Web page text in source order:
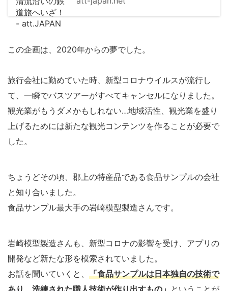
この企画は、2020年からの夢でした。
旅行会社に勤めていた時、新型コロナウイルスが流行し
て、一瞬でバスツアーがすべてキャンセルになりました。
観光業がもうダメかもしれない…地域活性、観光業を盛り
上げるためには新たな観光コンテンツを作ることが必要で
した。
ちょうどその頃、郡上の特産品である食品サンプルの会社
と知り合いました。
食品サンプル最大手の岩崎模型製造さんです。
岩崎模型製造さんも、新型コロナの影響を受け、アプリの
開発など新たな形を模索されていました。
お話を聞いていくと、 「食品サンプルは日本独自の技術で